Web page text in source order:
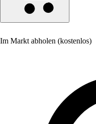
Im Markt abholen (kostenlos)